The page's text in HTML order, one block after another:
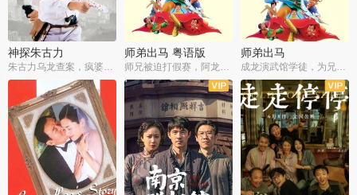
神探朱古力
朱古力乌龙查案，疯婆子神助攻
师弟出马 粤语版
师兄被迫打假赛，阿龙追查斗黑帮
师弟出马
成龙演武馆学徒，为兄搏命战黑道